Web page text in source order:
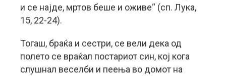
и се најде, мртов беше и оживе“ (сп. Лука,
15, 22-24).
Тогаш, браќа и сестри, се вели дека од
полето се враќал постариот син, кој кога
слушнал веселби и пеења во домот на